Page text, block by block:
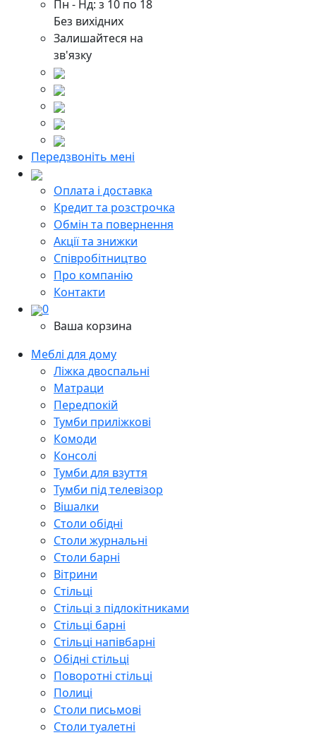
Пн - Нд: з 10 по 18
Без вихідних
Залишайтеся на
зв'язку
Передзвоніть мені
Оплата і доставка
Кредит та розстрочка
Обмін та повернення
Акції та знижки
Cпівробітництво
Про компанію
Контакти
0
Ваша корзина
Меблі для дому
Ліжка двоспальні
Матраци
Передпокій
Тумби приліжкові
Комоди
Консолі
Тумби для взуття
Тумби під телевізор
Вішалки
Столи обідні
Столи журнальні
Столи барні
Вітрини
Стільці
Стільці з підлокітниками
Стільці барні
Стільці напівбарні
Обідні стільці
Поворотні стільці
Полиці
Столи письмові
Столи туалетні